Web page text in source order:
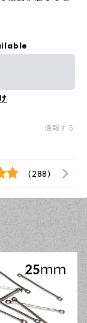
通報する
(288)